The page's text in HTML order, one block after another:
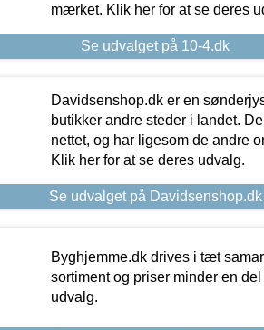
mærket. Klik her for at se deres
Se udvalget på 10-4.dk
Davidsenshop.dk er en
butikker andre steder i landet.
nettet, og har ligesom de andre
Klik her for at se deres udvalg.
Se udvalget på Davidsenshop.dk
Byghjemme.dk drives i tæt
sortiment og priser minder en
udvalg.